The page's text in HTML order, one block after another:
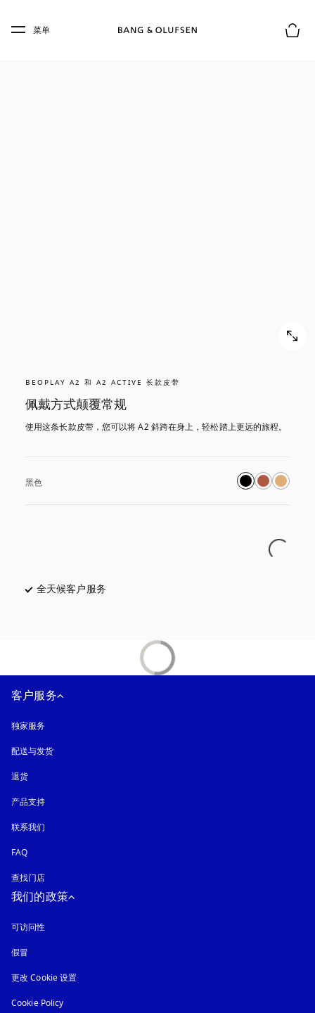
Skip to main footer
菜单
BEOPLAY A2 和 A2 ACTIVE 长款皮带
佩戴方式颠覆常规
使用这条长款皮带，您可以将 A2 斜跨在身上，轻松踏上更远的旅程。
黑色
全天候客户服务
客户服务
独家服务
配送与发货
退货
产品支持
联系我们
FAQ
查找门店
我们的政策
可访问性
假冒
更改 Cookie 设置
Cookie Policy